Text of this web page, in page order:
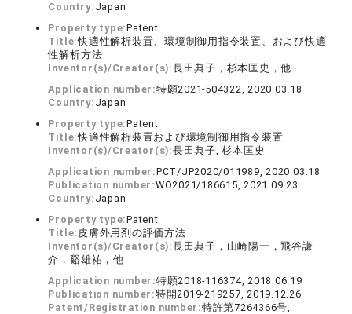
Country: Japan
Property type:Patent
Title:快適性解析装置、環境制御用指令装置、および快適
性解析方法
Inventor(s)/Creator(s):長田典子，杉本匡史，他
Application number:特願2021-504322, 2020.03.18
Country: Japan
Property type:Patent
Title:快適性解析装置および環境制御用指令装置
Inventor(s)/Creator(s):長田典子, 杉本匡史
Application number:PCT/JP2020/011989, 2020.03.18
Publication number:WO2021/186615, 2021.09.23
Country: Japan
Property type:Patent
Title: 皮膚外用剤の評価方法
Inventor(s)/Creator(s):長田典子，山崎陽一，飛谷謙
介，谿雄祐，他
Application number:特願2018-116374, 2018.06.19
Publication number:特開2019-219257, 2019.12.26
Patent/Registration number:特許第7264366号,